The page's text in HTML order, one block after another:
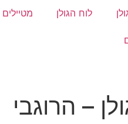
לוח הגולן מטיילים
– הרוגבי